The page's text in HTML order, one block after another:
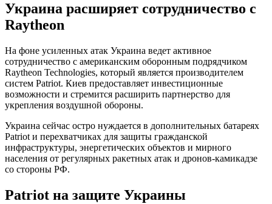
Украина расширяет сотрудничество с
Raytheon
На фоне усиленных атак Украина ведет активное
сотрудничество с американским оборонным подрядчиком
Raytheon Technologies, который является производителем
систем Patriot. Киев предоставляет инвестиционные
возможности и стремится расширить партнерство для
укрепления воздушной обороны.
Украина сейчас остро нуждается в дополнительных батареях
Patriot и перехватчиках для защиты гражданской
инфраструктуры, энергетических объектов и мирного
населения от регулярных ракетных атак и дронов-камикадзе
со стороны РФ.
Patriot на защите Украины